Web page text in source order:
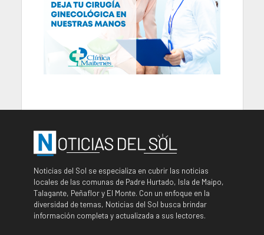
Noticias del Sol se especializa en cubrir las noticias
locales de las comunas de Padre Hurtado, Isla de Maipo,
Talagante, Peñaflor y El Monte. Con un enfoque en la
diversidad de temas, Noticias del Sol busca brindar
información completa y actualizada a sus lectores.